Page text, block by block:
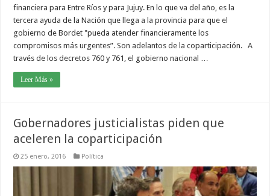
financiera para Entre Ríos y para Jujuy. En lo que va del año, es la
tercera ayuda de la Nación que llega a la provincia para que el
gobierno de Bordet "pueda atender financieramente los
compromisos más urgentes”. Son adelantos de la coparticipación. A
través de los decretos 760 y 761, el gobierno nacional …
Leer Más »
Gobernadores justicialistas piden que
aceleren la coparticipación
25 enero, 2016 Política